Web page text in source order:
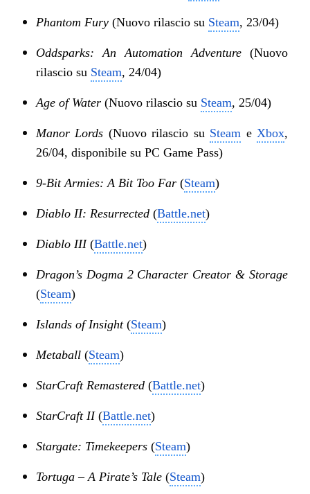
Phantom Fury (Nuovo rilascio su Steam, 23/04)
Oddsparks: An Automation Adventure(Nuovo
rilascio su Steam, 24/04)
Age of Water(Nuovo rilascio su Steam, 25/04)
Manor Lords (Nuovo rilascio su Steam eXbox,
26/04, disponibile su PC Game Pass)
9-Bit Armies: A Bit Too Far(Steam)
Diablo II: Resurrected(Battle.net)
Diablo III (Battle.net)
Dragon’s Dogma 2 Character Creator & Storage
(Steam)
Islands of Insight(Steam)
Metaball (Steam)
StarCraft Remastered (Battle.net)
StarCraft II (Battle.net)
Stargate: Timekeepers (Steam)
Tortuga – A Pirate’s Tale(Steam)